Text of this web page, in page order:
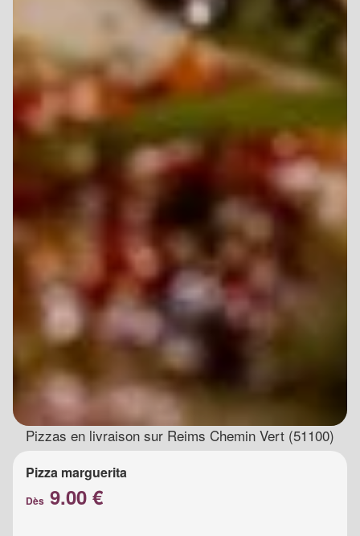
Pizzas en livraison sur Reims Chemin Vert (51100)
Pizza marguerita
Dès 9.00 €